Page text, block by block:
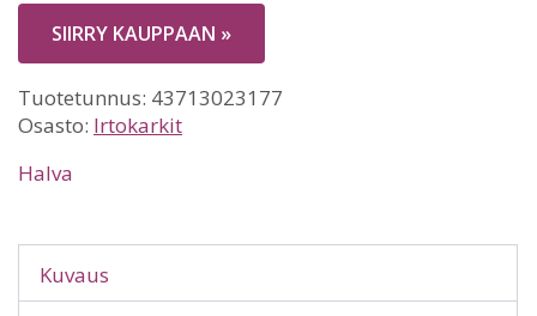
SIIRRY KAUPPAAN »
Tuotetunnus: 43713023177
Osasto: Irtokarkit
Halva
Kuvaus